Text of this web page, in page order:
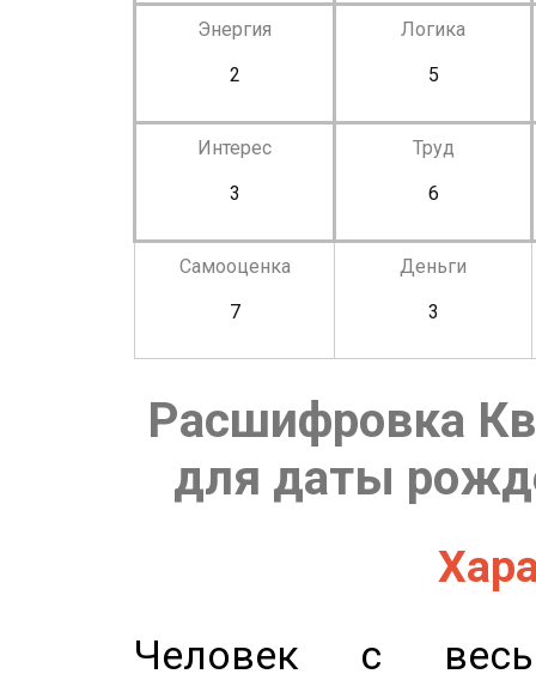
Энергия
2
Логика
5
Интерес
3
Труд
6
Самооценка
7
Деньги
3
Расшифровка
для даты
Человек с